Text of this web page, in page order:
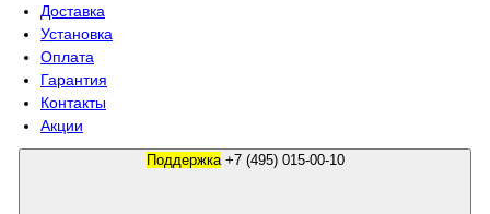
Доставка
Установка
Оплата
Гарантия
Контакты
Акции
Поддержка +7 (495) 015-00-10